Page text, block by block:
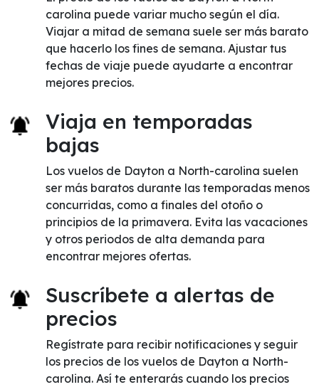
carolina puede variar mucho según el día.
Viajar a mitad de semana suele ser más barato
que hacerlo los fines de semana. Ajustar tus
fechas de viaje puede ayudarte a encontrar
mejores precios.
Viaja en temporadas
bajas
Los vuelos de Dayton a North-carolina suelen
ser más baratos durante las temporadas menos
concurridas, como a finales del otoño o
principios de la primavera. Evita las vacaciones
y otros periodos de alta demanda para
encontrar mejores ofertas.
Suscríbete a alertas de
precios
Regístrate para recibir notificaciones y seguir
los precios de los vuelos de Dayton a North-
carolina. Así te enterarás cuando los precios